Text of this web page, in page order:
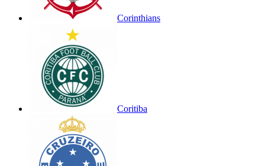
Corinthians
Coritiba